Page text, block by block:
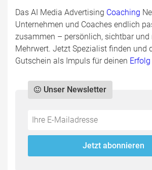
Das AI Media Advertising Coaching
Unternehmen und Coaches endlich
zusammen – persönlich, sichtbar und
Mehrwert. Jetzt Spezialist finden und
Gutschein als Impuls für deinen Erfolg
Do
fill
Unser Newsletter
*Ihre
Mailadresse:
Jetzt abonnieren